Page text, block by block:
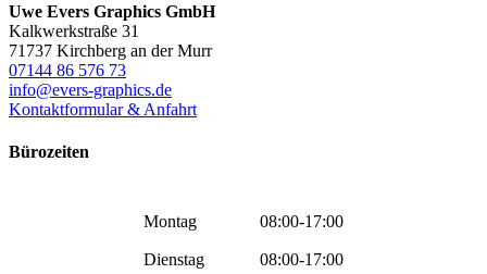
Uwe Evers Graphics GmbH
Kalkwerkstraße 31
71737 Kirchberg an der Murr
07144 86 576 73
info@evers-graphics.de
Kontaktformular & Anfahrt
Bürozeiten
Montag 08:00-17:00
Dienstag 08:00-17:00